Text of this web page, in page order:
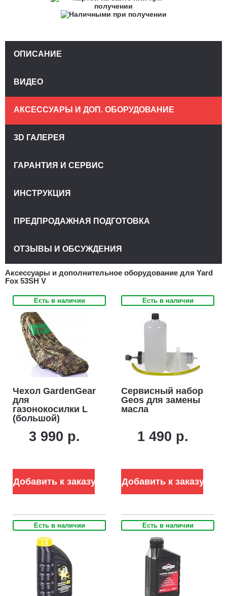
Аксессуары и дополнительное оборудование для Yard
Fox 53SH V
Есть в наличии
Чехол GardenGear
для
газонокосилки L
(большой)
3 990 р.
Добавить к заказу
Есть в наличии
Сервисный набор
Geos для замены
масла
1 490 р.
Добавить к заказу
Есть в наличии Есть в наличии
ОПИСАНИЕ
ВИДЕО
АКСЕССУАРЫ И ДОП. ОБОРУДОВАНИЕ
3D ГАЛЕРЕЯ
ГАРАНТИЯ И СЕРВИС
ИНСТРУКЦИЯ
ПРЕДПРОДАЖНАЯ ПОДГОТОВКА
ОТЗЫВЫ И ОБСУЖДЕНИЯ